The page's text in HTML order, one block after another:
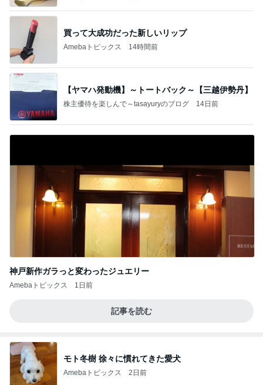
買って大成功だった新しいリップ
Amebaトピックス 14時間前
【ヤマハ発動機】～トートバック～【三越伊勢丹】
株主優待を楽しんで～tasayuryのブログ 14日前
神戸新作ガラっと変わったジュエリー
Amebaトピックス 1日前
記事を読む
モト冬樹 徐々に慣れてきた愛犬
Amebaトピックス 2日前